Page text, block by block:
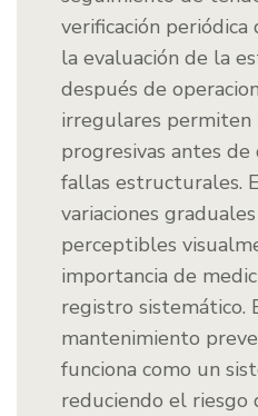
verificación
la evaluación de la
después de
irregulares permiten
progresivas antes
fallas estructurales.
variaciones
perceptibles
importancia de
registro sistemático.
mantenimiento
funciona como un
reduciendo el riesgo